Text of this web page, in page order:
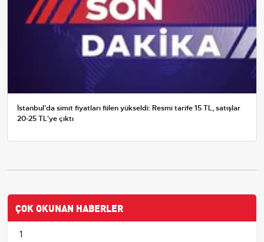
İstanbul'da simit fiyatları fiilen yükseldi: Resmi tarife 15 TL, satışlar
20-25 TL'ye çıktı
ÇOK OKUNAN HABERLER
1